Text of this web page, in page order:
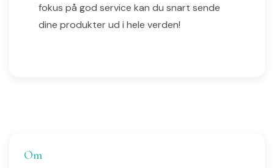
fokus på god service kan du snart sende
dine produkter ud i hele verden!
Om